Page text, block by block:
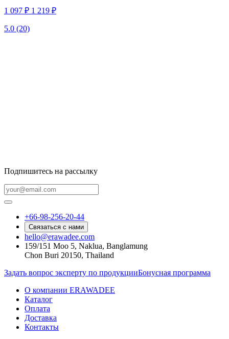
1 097 ₽ 1 219 ₽
5.0 (20)
Подпишитесь на рассылку
+66-98-256-20-44
Связаться с нами
hello@erawadee.com
159/151 Moo 5, Naklua, Banglamung
Chon Buri 20150, Thailand
Задать вопрос эксперту по продукцииБонусная программа
О компании ERAWADEE
Каталог
Оплата
Доставка
Контакты